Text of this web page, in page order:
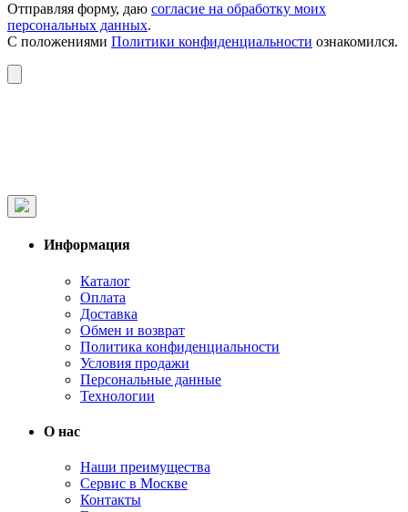
Отправляя форму, даю согласие на обработку моих
персональных данных.
С положениями Политики конфиденциальности ознакомился.
Информация
Каталог
Оплата
Доставка
Обмен и возврат
Политика конфиденциальности
Условия продажи
Персональные данные
Технологии
О нас
Наши преимущества
Сервис в Москве
Контакты